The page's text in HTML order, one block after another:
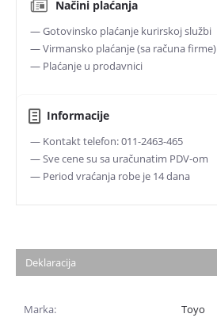
Načini plaćanja
— Gotovinsko plaćanje kurirskoj službi
— Virmansko plaćanje (sa računa firme)
— Plaćanje u prodavnici
Informacije
— Kontakt telefon: 011-2463-465
— Sve cene su sa uračunatim PDV-om
— Period vraćanja robe je 14 dana
Deklaracija
Marka:
Toyo